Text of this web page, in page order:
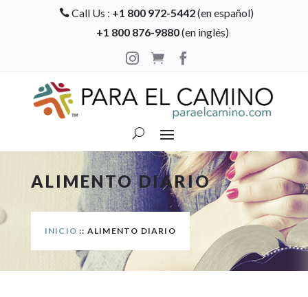
 Call Us : +1 800 972-5442(en español)
+1 800 876-9880(en inglés)

 
ALIMENTO DIARIO
INICIO :: ALIMENTO DIARIO